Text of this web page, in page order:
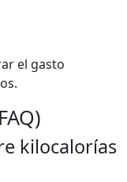
el gasto
kilocalorías